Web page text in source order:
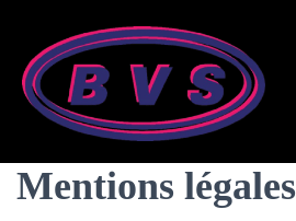
Mentions légales